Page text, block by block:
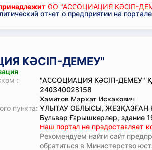
ОО "АССОЦИАЦИЯ КӘСІП-
отчет о предприятии на портале
КӘСІП-ДЕМЕУ"
:
"АССОЦИАЦИЯ КӘСІП-ДЕМЕУ"
240340028158
Хамитов Мархат Искакович
пункта: ҰЛЫТАУ ОБЛЫСЫ, ЖЕЗҚАЗҒАН
Бульвар Ғарышкерлер, здание
Наш портал не предоставляет
Рекомендуем найти сайт
обратиться в Министерство